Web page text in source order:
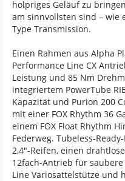
holpriges Geläuf zu
am sinnvollsten sind – wie
Type Transmission.
Einen Rahmen aus Alpha
Performance Line CX
Leistung und 85 Nm
integriertem PowerTube
Kapazität und Purion 200
mit einer FOX Rhythm 36
einem FOX Float Rhythm
Federweg. Tubeless-
2,4"-Reifen, einen
12fach-Antrieb für
Line Variosattelstütze und